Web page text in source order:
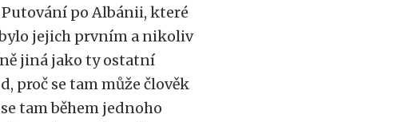
po Albánii, které
jejich prvním a nikoliv
jiná jako ty ostatní
proč se tam může člověk
tam během jednoho